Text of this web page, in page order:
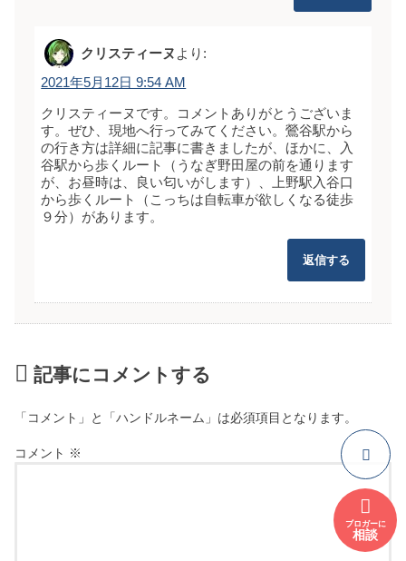
クリスティーヌ より:
2021年5月12日 9:54 AM
クリスティーヌです。コメントありがとうございま
す。ぜひ、現地へ行ってみてください。鶯谷駅から
の行き方は詳細に記事に書きましたが、ほかに、入
谷駅から歩くルート（うなぎ野田屋の前を通ります
が、お昼時は、良い匂いがします）、上野駅入谷口
から歩くルート（こっちは自転車が欲しくなる徒歩
９分）があります。
返信する
記事にコメントする
「コメント」と「ハンドルネーム」は必須項目となります。
コメント ※
ブロガーに
相談